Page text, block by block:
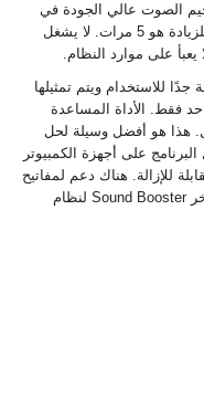
الصوت عالي الجودة في
الكمبيوتر. الحد الأقصى للزيادة هو 5 مرات. لا يشغل
على موارد النظام.
للاستخدام ويتم تمثيلها
فقط. الأداة المساعدة
هذا هو أفضل وسيلة لحل
على أجهزة الكمبيوتر
للإزالة. هناك دعم لمفاتيح
التشغيل السريع لأتمتة العمل. تنزيل وتثبيت أخر Sound Booster لنظام